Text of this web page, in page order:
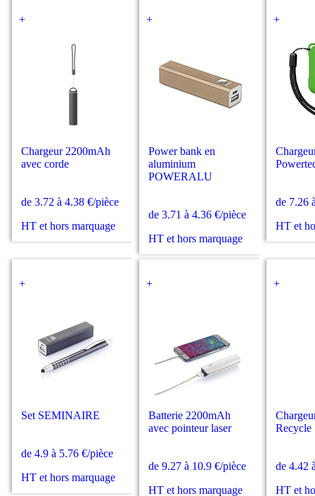
+
Chargeur 2200mAh
avec corde
de 3.72 à 4.38 €/pièce
HT et hors marquage
+
Power bank en
aluminium
POWERALU
de 3.71 à 4.36 €/pièce
HT et hors marquage
+
de 7.26
HT et
+
Set SEMINAIRE
de 4.9 à 5.76 €/pièce
HT et hors marquage
+
Batterie 2200mAh
avec pointeur laser
de 9.27 à 10.9 €/pièce
HT et hors marquage
+
Recycle
de 4.42
HT et